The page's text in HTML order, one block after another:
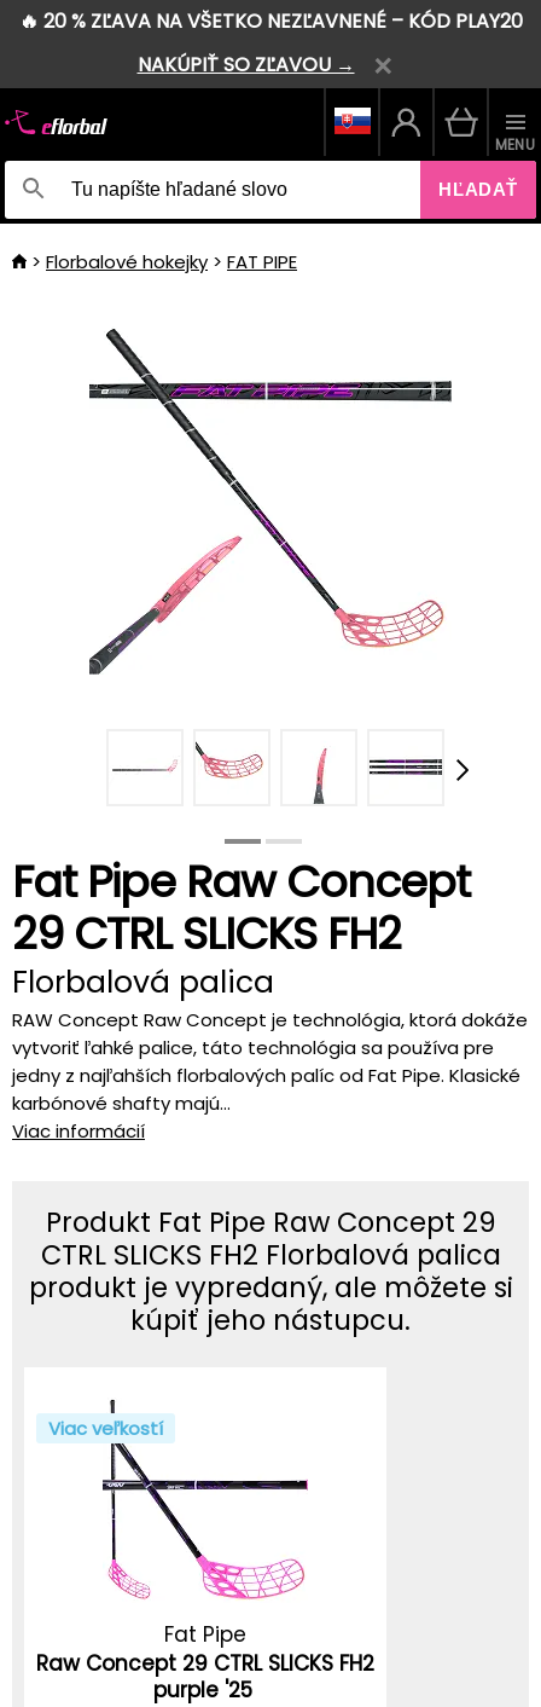
🔥 20 % ZĽAVA NA VŠETKO NEZĽAVNENÉ – KÓD PLAY20
NAKÚPIŤ SO ZĽAVOU →
HĽADAŤ
MENU
Florbalové hokejky FAT PIPE
Fat Pipe Raw Concept
29 CTRL SLICKS FH2
Florbalová palica
RAW Concept Raw Concept je technológia, ktorá dokáže
vytvoriť ľahké palice, táto technológia sa používa pre
jedny z najľahších florbalových palíc od Fat Pipe. Klasické
karbónové shafty majú...
Viac informácií
Produkt Fat Pipe Raw Concept 29
CTRL SLICKS FH2 Florbalová palica
produkt je vypredaný, ale môžete si
kúpiť jeho nástupcu.
Viac veľkostí
Fat Pipe
Raw Concept 29 CTRL SLICKS FH2
purple '25